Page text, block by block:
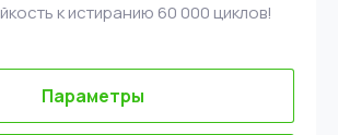
к истиранию 60 000 циклов!
Параметры